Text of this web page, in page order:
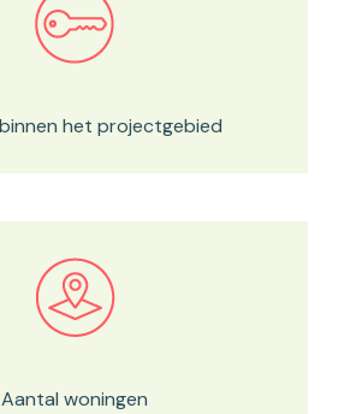
in onze kaartviewer
het projectgebied
in onze kaartviewer
Aantal woningen